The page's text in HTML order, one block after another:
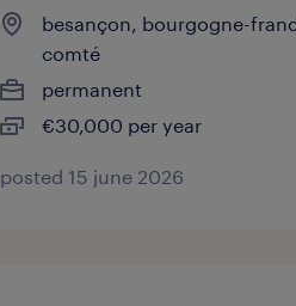
besançon, bourgogne-
comté
permanent
€30,000 per year
posted 15 june 2026